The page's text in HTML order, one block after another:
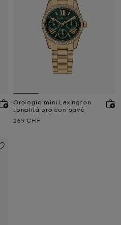
Orologio mini Lexington
tonalità oro con pavé
Prezzo attuale
269 CHF